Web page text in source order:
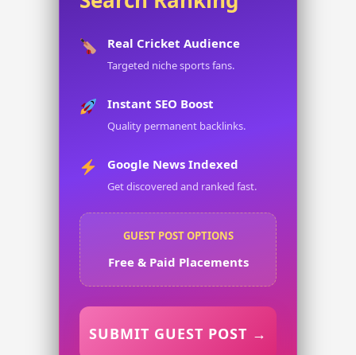
Real Cricket Audience
Targeted niche sports fans.
Instant SEO Boost
Quality permanent backlinks.
Google News Indexed
Get discovered and ranked fast.
GUEST POST OPTIONS
Free & Paid Placements
SUBMIT GUEST POST →